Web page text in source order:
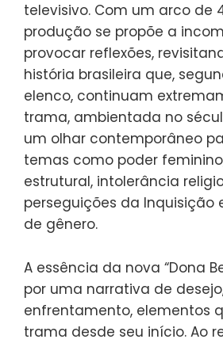
televisivo. Com um arco de
produção se propõe a
provocar reflexões,
história brasileira que,
elenco, continuam
trama, ambientada no
um olhar contemporâneo
temas como poder
estrutural, intolerância
perseguições da Inquisição
de gênero.
A essência da nova “Dona
por uma narrativa de
enfrentamento, elementos
trama desde seu início. Ao